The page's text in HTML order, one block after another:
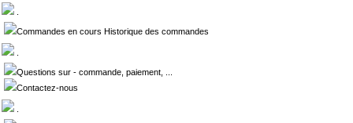
Commandes en cours Historique des commandes
Questions sur - commande, paiement, ...
Contactez-nous